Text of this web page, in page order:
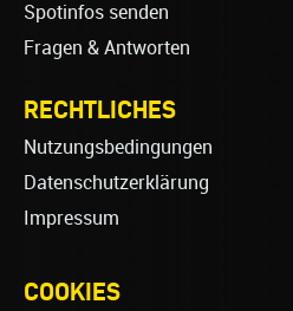
Spotinfos senden
Fragen & Antworten
RECHTLICHES
Nutzungsbedingungen
Datenschutzerklärung
Impressum
COOKIES